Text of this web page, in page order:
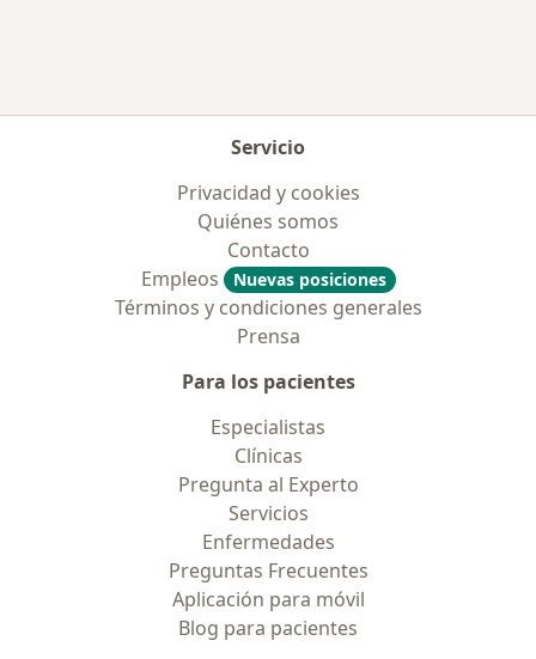
Servicio
Privacidad y cookies
Quiénes somos
Contacto
Empleos
Nuevas posiciones
Términos y condiciones generales
Prensa
Para los pacientes
Especialistas
Clínicas
Pregunta al Experto
Servicios
Enfermedades
Preguntas Frecuentes
Aplicación para móvil
Blog para pacientes